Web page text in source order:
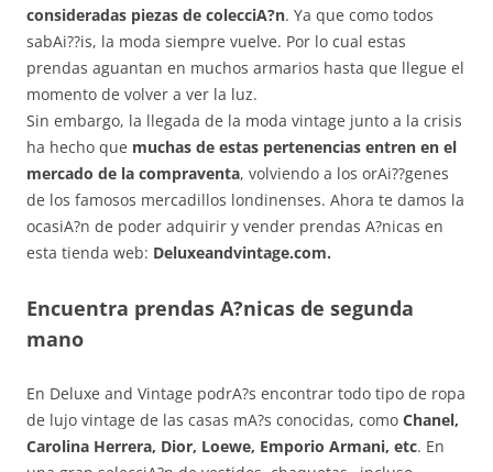
consideradas piezas de colecciA?n. Ya que como todos
sabAi??is, la moda siempre vuelve. Por lo cual estas
prendas aguantan en muchos armarios hasta que llegue el
momento de volver a ver la luz.
Sin embargo, la llegada de la moda vintage junto a la crisis
ha hecho que muchas de estas pertenencias entren en el
mercado de la compraventa, volviendo a los orAi??genes
de los famosos mercadillos londinenses. Ahora te damos la
ocasiA?n de poder adquirir y vender prendas A?nicas en
esta tienda web: Deluxeandvintage.com.
Encuentra prendas A?nicas de segunda
mano
En Deluxe and Vintage podrA?s encontrar todo tipo de ropa
de lujo vintage de las casas mA?s conocidas, como Chanel,
Carolina Herrera, Dior, Loewe, Emporio Armani, etc. En